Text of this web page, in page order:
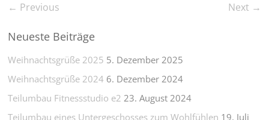
← Previous Next →
Neueste Beiträge
Weihnachtsgrüße 2025 5. Dezember 2025
Weihnachtsgrüße 2024 6. Dezember 2024
Teilumbau Fitnessstudio e2 23. August 2024
Teilumbau eines Untergeschosses zum Wohlfühlen 19. Juli